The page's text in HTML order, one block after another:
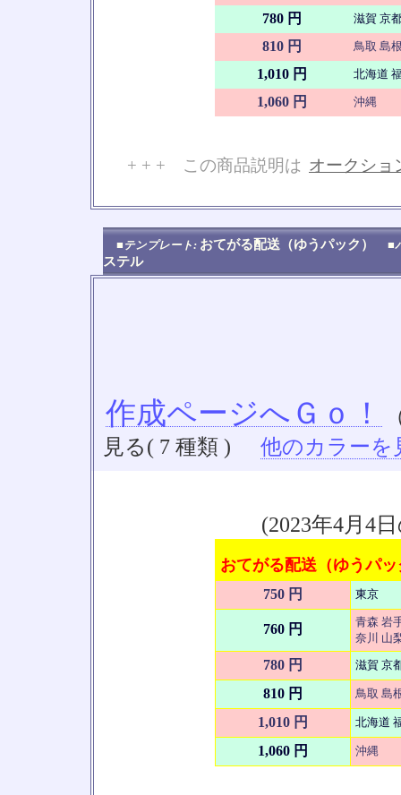
780 円 滋賀 京
810 円 鳥取 島
1,010 円 北海道
1,060 円 沖縄
+ + + この商品説明は オークショ
■テンプレート: おてがる配送（ゆうパック） ■
ステル
作成ページへＧｏ！
見る( 7 種類 )
他のカラーを
(2023年4月4
おてがる配送（ゆうパ
750 円 東京
760 円
青森 岩
奈川 山
780 円 滋賀 京
810 円 鳥取 島
1,010 円 北海道
1,060 円 沖縄